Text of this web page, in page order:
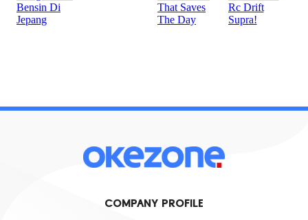
COMPANY PROFILE